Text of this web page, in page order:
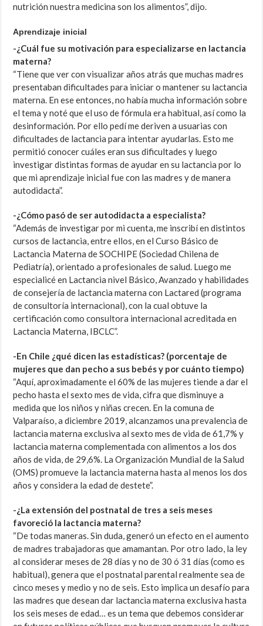
nutrición nuestra medicina son los alimentos”, dijo.
Aprendizaje inicial
-¿Cuál fue su motivación para especializarse en lactancia
materna?
“Tiene que ver con visualizar años atrás que muchas madres
presentaban dificultades para iniciar o mantener su lactancia
materna. En ese entonces, no había mucha información sobre
el tema y noté que el uso de fórmula era habitual, así como la
desinformación. Por ello pedí me deriven a usuarias con
dificultades de lactancia para intentar ayudarlas. Esto me
permitió conocer cuáles eran sus dificultades y luego
investigar distintas formas de ayudar en su lactancia por lo
que mi aprendizaje inicial fue con las madres y de manera
autodidacta”.
-¿Cómo pasó de ser autodidacta a especialista?
“Además de investigar por mi cuenta, me inscribí en distintos
cursos de lactancia, entre ellos, en el Curso Básico de
Lactancia Materna de SOCHIPE (Sociedad Chilena de
Pediatría), orientado a profesionales de salud. Luego me
especialicé en Lactancia nivel Básico, Avanzado y habilidades
de consejería de lactancia materna con Lactared (programa
de consultoría internacional), con la cual obtuve la
certificación como consultora internacional acreditada en
Lactancia Materna, IBCLC”.
-En Chile ¿qué dicen las estadísticas? (porcentaje de
mujeres que dan pecho a sus bebés y por cuánto tiempo)
“Aquí, aproximadamente el 60% de las mujeres tiende a dar el
pecho hasta el sexto mes de vida, cifra que disminuye a
medida que los niños y niñas crecen. En la comuna de
Valparaíso, a diciembre 2019, alcanzamos una prevalencia de
lactancia materna exclusiva al sexto mes de vida de 61,7% y
lactancia materna complementada con alimentos a los dos
años de vida, de 29,6%. La Organización Mundial de la Salud
(OMS) promueve la lactancia materna hasta al menos los dos
años y considera la edad de destete”.
-¿La extensión del postnatal de tres a seis meses
favoreció la lactancia materna?
“De todas maneras. Sin duda, generó un efecto en el aumento
de madres trabajadoras que amamantan. Por otro lado, la ley
al considerar meses de 28 días y no de 30 ó 31 días (como es
habitual), genera que el postnatal parental realmente sea de
cinco meses y medio y no de seis. Esto implica un desafío para
las madres que desean dar lactancia materna exclusiva hasta
los seis meses de edad… es un tema que debemos considerar